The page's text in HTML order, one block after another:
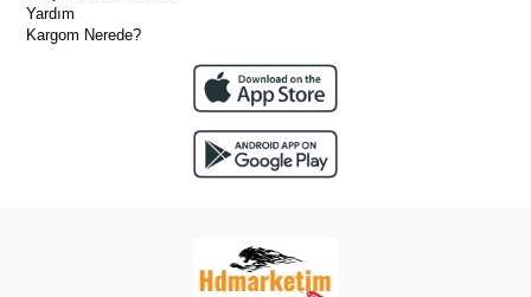
Yardım
Kargom Nerede?